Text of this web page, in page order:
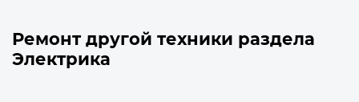
Ремонт другой техники раздела
Электрика